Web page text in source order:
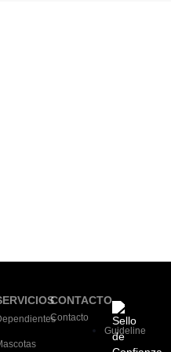
CONTACTO
Contacto
Guideline